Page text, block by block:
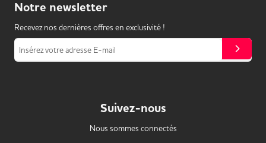
Notre newsletter
Recevez nos dernières offres en exclusivité !
Insérez votre adresse E-mail
Suivez-nous
Nous sommes connectés